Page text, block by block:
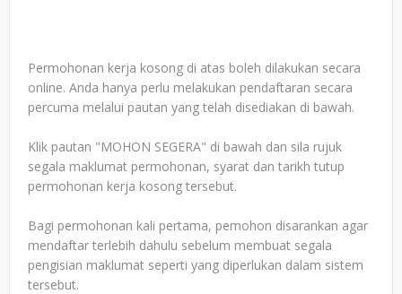
Permohonan kerja kosong di atas boleh dilakukan secara
online. Anda hanya perlu melakukan pendaftaran secara
percuma melalui pautan yang telah disediakan di bawah.
Klik pautan "MOHON SEGERA" di bawah dan sila rujuk
segala maklumat permohonan, syarat dan tarikh tutup
permohonan kerja kosong tersebut.
Bagi permohonan kali pertama, pemohon disarankan agar
mendaftar terlebih dahulu sebelum membuat segala
pengisian maklumat seperti yang diperlukan dalam sistem
tersebut.